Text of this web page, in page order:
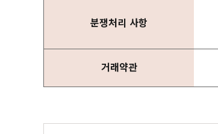
분쟁처리 사항
거래약관